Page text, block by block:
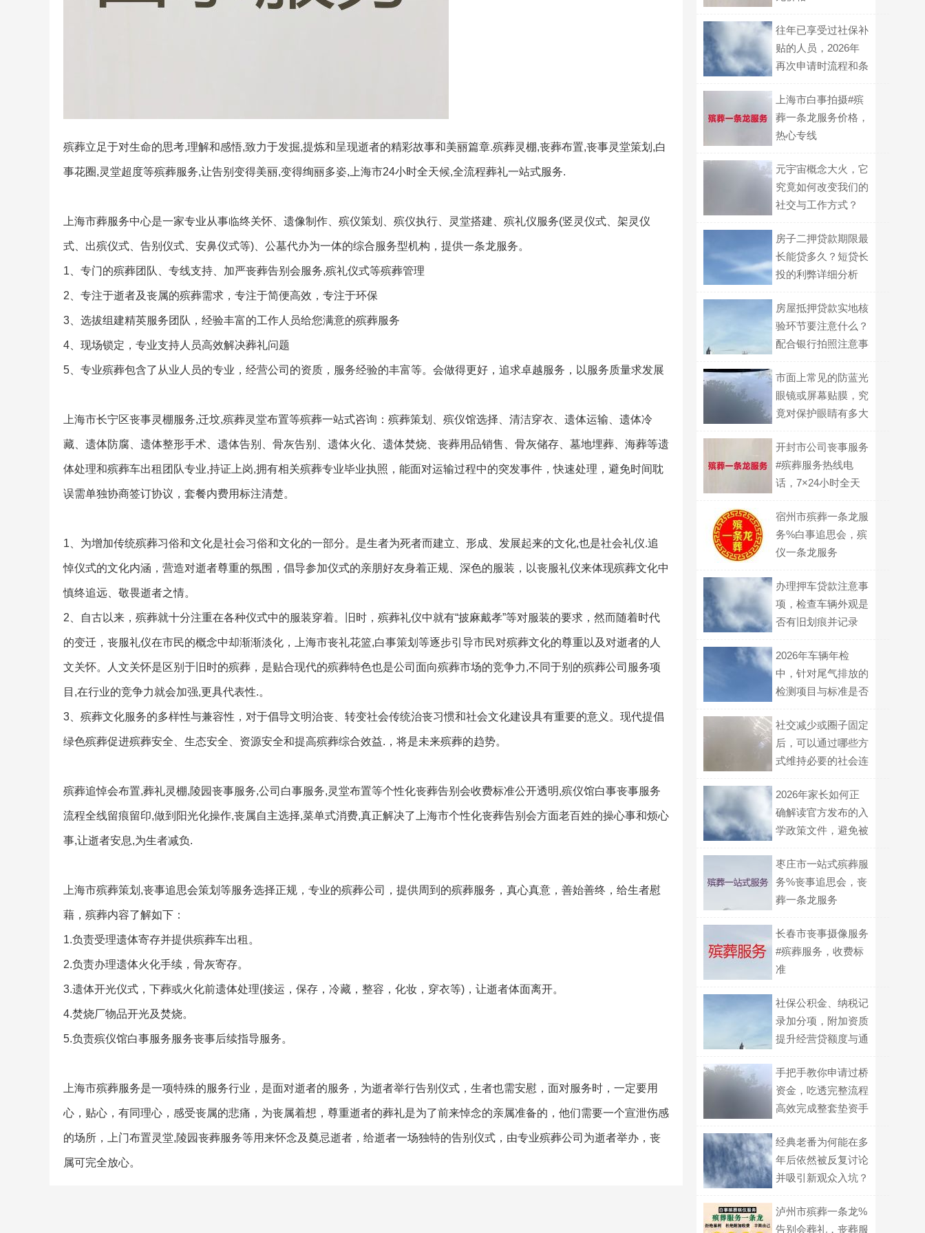
殡葬立足于对生命的思考,理解和感悟,致力于发掘,提炼和呈现逝者的精彩故事和美丽篇章.殡葬灵棚,丧葬布置,丧事灵堂策划,白
事花圈,灵堂超度等殡葬服务,让告别变得美丽,变得绚丽多姿,上海市24小时全天候,全流程葬礼一站式服务.
上海市葬服务中心是一家专业从事临终关怀、遗像制作、殡仪策划、殡仪执行、灵堂搭建、殡礼仪服务(竖灵仪式、架灵仪
式、出殡仪式、告别仪式、安鼻仪式等)、公墓代办为一体的综合服务型机构，提供一条龙服务。
1、专门的殡葬团队、专线支持、加严丧葬告别会服务,殡礼仪式等殡葬管理
2、专注于逝者及丧属的殡葬需求，专注于简便高效，专注于环保
3、选拔组建精英服务团队，经验丰富的工作人员给您满意的殡葬服务
4、现场锁定，专业支持人员高效解决葬礼问题
5、专业殡葬包含了从业人员的专业，经营公司的资质，服务经验的丰富等。会做得更好，追求卓越服务，以服务质量求发展
上海市长宁区丧事灵棚服务,迁坟,殡葬灵堂布置等殡葬一站式咨询：殡葬策划、殡仪馆选择、清洁穿衣、遗体运输、遗体冷
藏、遗体防腐、遗体整形手术、遗体告别、骨灰告别、遗体火化、遗体焚烧、丧葬用品销售、骨灰储存、墓地埋葬、海葬等遗
体处理和殡葬车出租团队专业,持证上岗,拥有相关殡葬专业毕业执照，能面对运输过程中的突发事件，快速处理，避免时间耽
误需单独协商签订协议，套餐内费用标注清楚。
1、为增加传统殡葬习俗和文化是社会习俗和文化的一部分。是生者为死者而建立、形成、发展起来的文化,也是社会礼仪.追
悼仪式的文化内涵，营造对逝者尊重的氛围，倡导参加仪式的亲朋好友身着正规、深色的服装，以丧服礼仪来体现殡葬文化中
慎终追远、敬畏逝者之情。
2、自古以来，殡葬就十分注重在各种仪式中的服装穿着。旧时，殡葬礼仪中就有“披麻戴孝”等对服装的要求，然而随着时代
的变迁，丧服礼仪在市民的概念中却渐渐淡化，上海市丧礼花篮,白事策划等逐步引导市民对殡葬文化的尊重以及对逝者的人
文关怀。人文关怀是区别于旧时的殡葬，是贴合现代的殡葬特色也是公司面向殡葬市场的竞争力,不同于别的殡葬公司服务项
目,在行业的竞争力就会加强,更具代表性.。
3、殡葬文化服务的多样性与兼容性，对于倡导文明治丧、转变社会传统治丧习惯和社会文化建设具有重要的意义。现代提倡
绿色殡葬促进殡葬安全、生态安全、资源安全和提高殡葬综合效益.，将是未来殡葬的趋势。
殡葬追悼会布置,葬礼灵棚,陵园丧事服务,公司白事服务,灵堂布置等个性化丧葬告别会收费标准公开透明,殡仪馆白事丧事服务
流程全线留痕留印,做到阳光化操作,丧属自主选择,菜单式消费,真正解决了上海市个性化丧葬告别会方面老百姓的操心事和烦心
事,让逝者安息,为生者减负.
上海市殡葬策划,丧事追思会策划等服务选择正规，专业的殡葬公司，提供周到的殡葬服务，真心真意，善始善终，给生者慰
藉，殡葬内容了解如下：
1.负责受理遗体寄存并提供殡葬车出租。
2.负责办理遗体火化手续，骨灰寄存。
3.遗体开光仪式，下葬或火化前遗体处理(接运，保存，冷藏，整容，化妆，穿衣等)，让逝者体面离开。
4.焚烧厂物品开光及焚烧。
5.负责殡仪馆白事服务服务丧事后续指导服务。
上海市殡葬服务是一项特殊的服务行业，是面对逝者的服务，为逝者举行告别仪式，生者也需安慰，面对服务时，一定要用
心，贴心，有同理心，感受丧属的悲痛，为丧属着想，尊重逝者的葬礼是为了前来悼念的亲属准备的，他们需要一个宣泄伤感
的场所，上门布置灵堂,陵园丧葬服务等用来怀念及奠忌逝者，给逝者一场独特的告别仪式，由专业殡葬公司为逝者举办，丧
属可完全放心。
往年已享受过社保补
贴的人员，2026年
再次申请时流程和条
上海市白事拍摄#殡
葬一条龙服务价格，
热心专线
元宇宙概念大火，它
究竟如何改变我们的
社交与工作方式？
房子二押贷款期限最
长能贷多久？短贷长
投的利弊详细分析
房屋抵押贷款实地核
验环节要注意什么？
配合银行拍照注意事
市面上常见的防蓝光
眼镜或屏幕贴膜，究
竟对保护眼睛有多大
开封市公司丧事服务
#殡葬服务热线电
话，7×24小时全天
宿州市殡葬一条龙服
务%白事追思会，殡
仪一条龙服务
办理押车贷款注意事
项，检查车辆外观是
否有旧划痕并记录
2026年车辆年检
中，针对尾气排放的
检测项目与标准是否
社交减少或圈子固定
后，可以通过哪些方
式维持必要的社会连
2026年家长如何正
确解读官方发布的入
学政策文件，避免被
枣庄市一站式殡葬服
务%丧事追思会，丧
葬一条龙服务
长春市丧事摄像服务
#殡葬服务，收费标
准
社保公积金、纳税记
录加分项，附加资质
提升经营贷额度与通
手把手教你申请过桥
资金，吃透完整流程
高效完成整套垫资手
经典老番为何能在多
年后依然被反复讨论
并吸引新观众入坑？
泸州市殡葬一条龙%
告别会葬礼，丧葬服